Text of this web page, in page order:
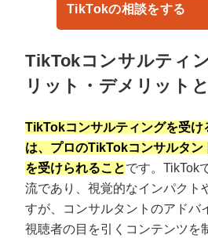
TikTokの相談をする
TikTokコンサルティ
リット・デメリット
TikTokコンサルティングを受け
は、プロのTikTokコンサルタン
を受けられることです。TikTok
流であり、視覚的なインパクト
すが、コンサルタントのアドバ
視聴者の目を引くコンテンツを